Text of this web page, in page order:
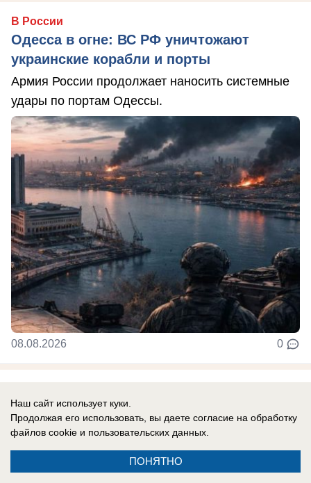
В России
Одесса в огне: ВС РФ уничтожают
украинские корабли и порты
Армия России продолжает наносить системные
удары по портам Одессы.
08.08.2026 0
Новости СМИ2
Наш сайт использует куки.
Продолжая его использовать, вы даете согласие на обработку
файлов cookie и пользовательских данных.
ПОНЯТНО